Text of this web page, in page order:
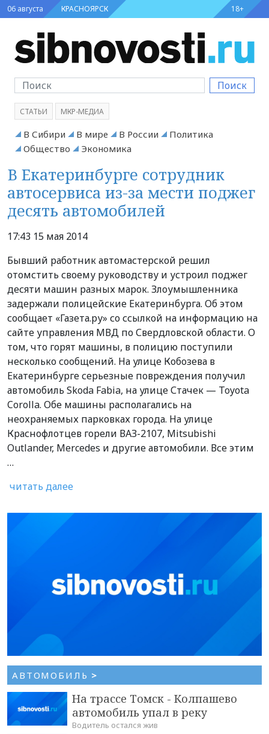
06 августа КРАСНОЯРСК 18+
Поиск
СТАТЬИ МКР-МЕДИА
В Сибири В мире В России
Политика
Общество
Экономика
В Екатеринбурге сотрудник
автосервиса из-за мести поджег
десять автомобилей
17:43 15 мая 2014
Бывший работник автомастерской решил
отомстить своему руководству и устроил поджег
десяти машин разных марок. Злоумышленника
задержали полицейские Екатеринбурга. Об этом
сообщает «Газета.ру» со ссылкой на информацию на
сайте управления МВД по Свердловской области. О
том, что горят машины, в полицию поступили
несколько сообщений. На улице Кобозева в
Екатеринбурге серьезные повреждения получил
автомобиль Skoda Fabia, на улице Стачек — Toyota
Corolla. Обе машины располагались на
неохраняемых парковках города. На улице
Краснофлотцев горели ВАЗ-2107, Mitsubishi
Outlander, Mercedes и другие автомобили. Все этим
…
читать далее
АВТОМОБИЛЬ >
На трассе Томск - Колпашево
автомобиль упал в реку
Водитель остался жив